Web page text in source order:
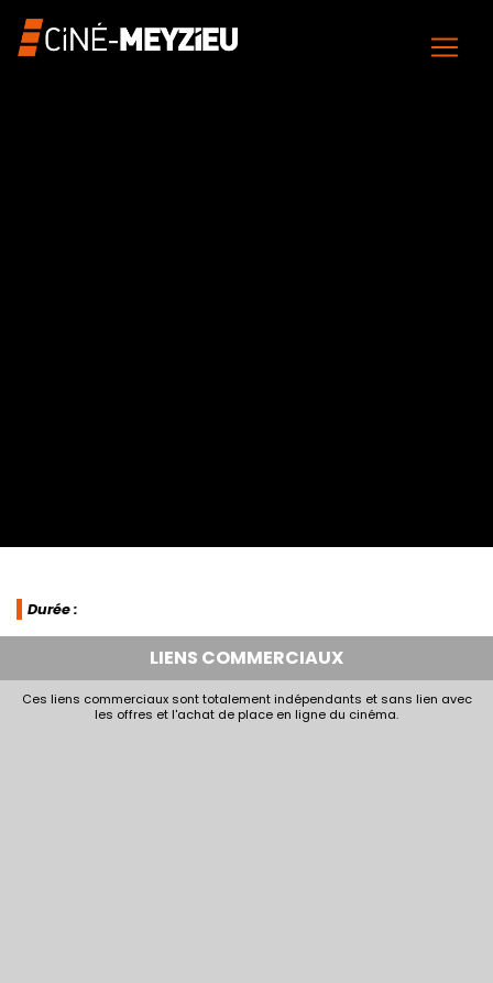
Durée :
LIENS COMMERCIAUX
Ces liens commerciaux sont totalement indépendants et sans lien avec
les offres et l'achat de place en ligne du cinéma.